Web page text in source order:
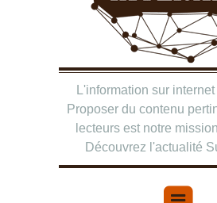
L'information sur
Proposer du contenu
lecteurs est notre
Découvrez l'actualité